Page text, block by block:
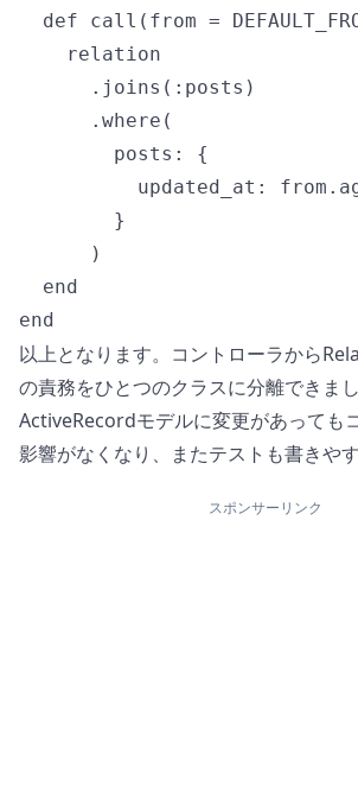
def call(from =
    relation
      .joins(:posts)
      .where(
        posts: {
updated_at:
        }
      )
  end
以上となります。コントローラから
の責務をひとつのクラスに分離できまし
ActiveRecordモデルに変更があっても
影響がなくなり、またテストも書きや
スポンサーリンク